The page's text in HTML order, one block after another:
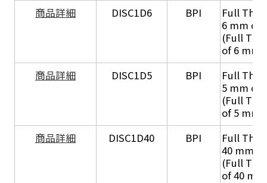
商品詳細
DISC1D6 BPI
Full
6 mm
(Full
of 6 mm
商品詳細
DISC1D5 BPI
Full
5 mm
(Full
of 5 mm
商品詳細
DISC1D40 BPI
Full
40 mm
(Full
of 40